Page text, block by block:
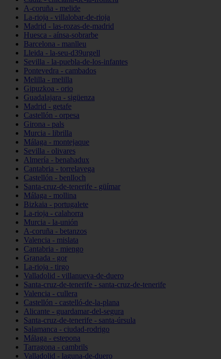
A-coruña - melide
La-rioja - villalobar-de-rioja
Madrid - las-rozas-de-madrid
Huesca - aínsa-sobrarbe
Barcelona - manlleu
Lleida - la-seu-d39urgell
Sevilla - la-puebla-de-los-infantes
Pontevedra - cambados
Melilla - melilla
Gipuzkoa - orio
Guadalajara - sigüenza
Madrid - getafe
Castellón - orpesa
Girona - pals
Murcia - librilla
Málaga - montejaque
Sevilla - olivares
Almería - benahadux
Cantabria - torrelavega
Castellón - benlloch
Santa-cruz-de-tenerife - güímar
Málaga - mollina
Bizkaia - portugalete
La-rioja - calahorra
Murcia - la-unión
A-coruña - betanzos
Valencia - mislata
Cantabria - miengo
Granada - gor
La-rioja - tirgo
Valladolid - villanueva-de-duero
Santa-cruz-de-tenerife - santa-cruz-de-tenerife
Valencia - cullera
Castellón - castelló-de-la-plana
Alicante - guardamar-del-segura
Santa-cruz-de-tenerife - santa-úrsula
Salamanca - ciudad-rodrigo
Málaga - estepona
Tarragona - cambrils
Valladolid - laguna-de-duero